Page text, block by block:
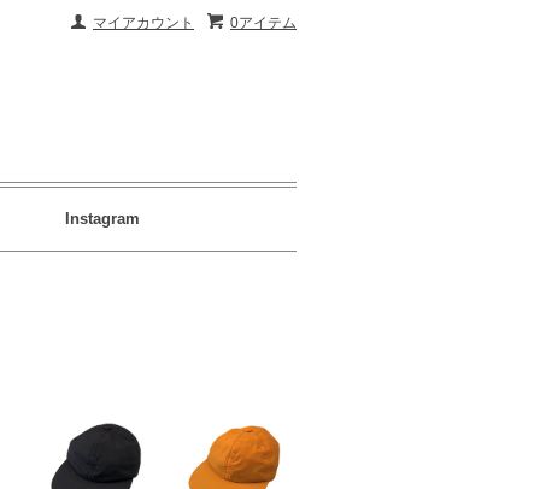
0アイテム
マイアカウント
Instagram